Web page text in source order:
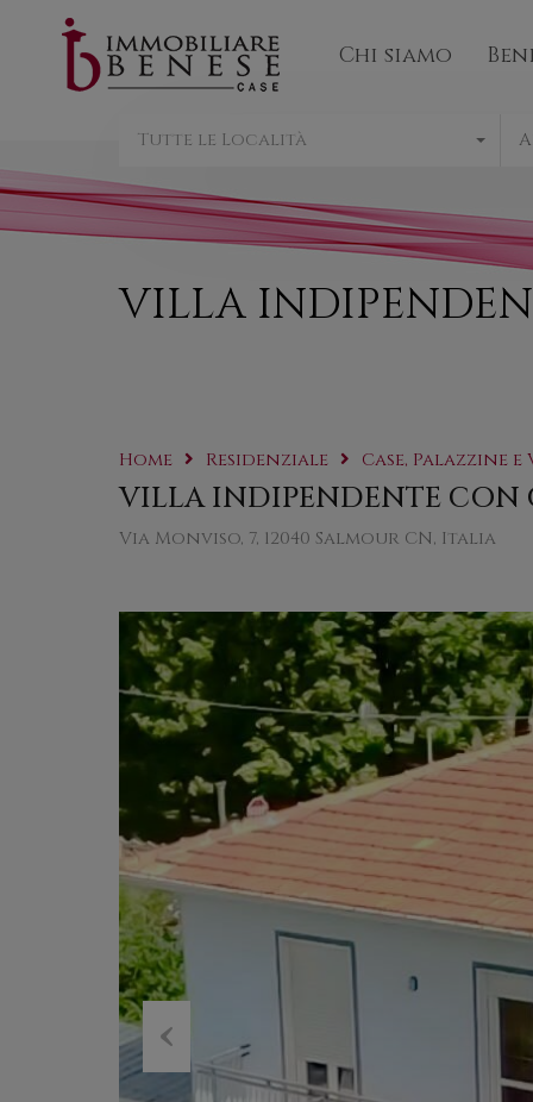
Chi
Chi siamo
Tutte le Località
VILLA
Home Residenziale Case, Palazzine
VILLA INDIPENDENTE CON
Via Monviso, 7, 12040 Salmour CN, Italia